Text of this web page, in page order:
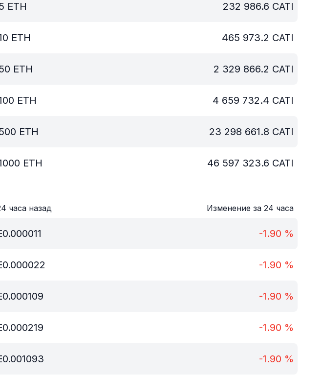
ETH 232 986.6 CATI
ETH 465 973.2 CATI
ETH 2 329 866.2 CATI
ETH 4 659 732.4 CATI
ETH 23 298 661.8 CATI
ETH 46 597 323.6 CATI
часа назад Изменение за 24 часа
0.000011 -1.90 %
0.000022 -1.90 %
0.000109 -1.90 %
0.000219 -1.90 %
0.001093 -1.90 %